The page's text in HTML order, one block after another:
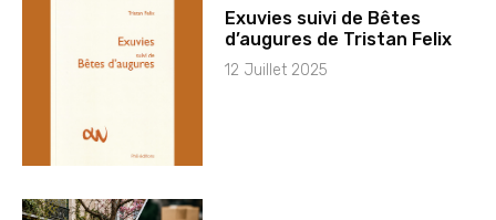
Exuvies suivi de Bêtes
d’augures de Tristan Felix
12 Juillet 2025